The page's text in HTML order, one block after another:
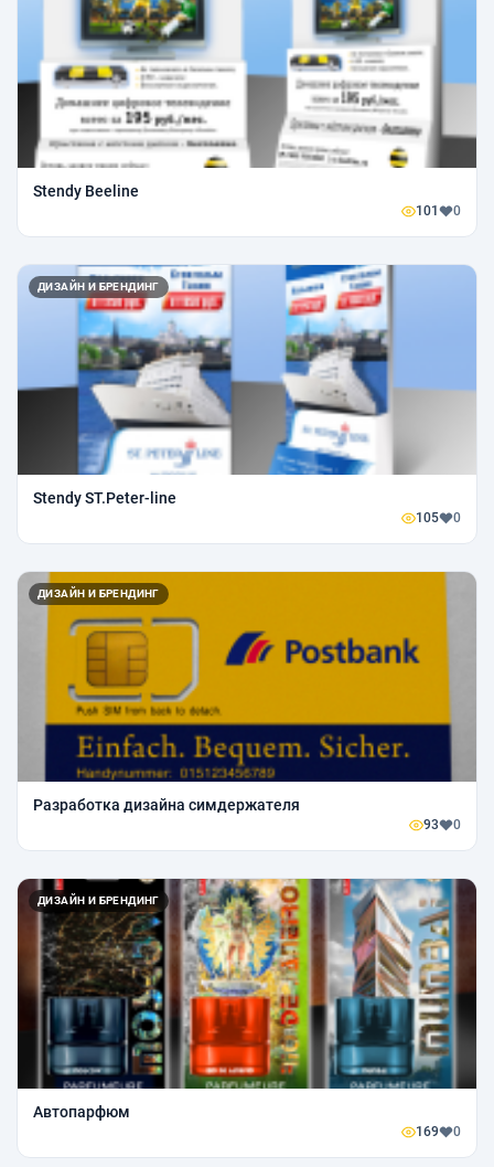
Stendy Beeline
101 0
ДИЗАЙН И БРЕНДИНГ
Stendy ST.Peter-line
105 0
ДИЗАЙН И БРЕНДИНГ
Разработка дизайна симдержателя
93 0
ДИЗАЙН И БРЕНДИНГ
Автопарфюм
169 0